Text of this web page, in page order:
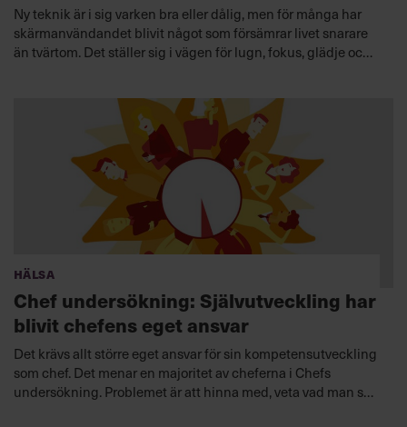
Ny teknik är i sig varken bra eller dålig, men för många har
skärmanvändandet blivit något som försämrar livet snarare
än tvärtom. Det ställer sig i vägen för lugn, fokus, glädje och
Hälsa
Chef undersökning: Självutveckling har
blivit chefens eget ansvar
Det krävs allt större eget ansvar för sin kompetensutveckling
som chef. Det menar en majoritet av cheferna i Chefs
undersökning. Problemet är att hinna med, veta vad man ska